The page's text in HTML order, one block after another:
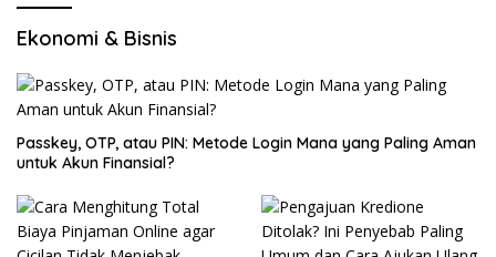
Ekonomi & Bisnis
Passkey, OTP, atau PIN: Metode Login Mana yang Paling Aman
untuk Akun Finansial?